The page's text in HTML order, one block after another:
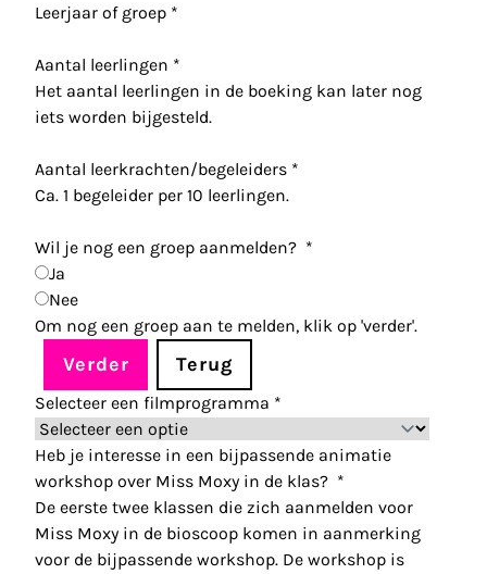
Leerjaar of groep *
Aantal leerlingen *
Het aantal leerlingen in de boeking kan later nog
iets worden bijgesteld.
Aantal leerkrachten/begeleiders *
Ca. 1 begeleider per 10 leerlingen.
Wil je nog een groep aanmelden? *
Ja
Nee
Om nog een groep aan te melden, klik op 'verder'.
Verder Terug
Selecteer een filmprogramma *
Heb je interesse in een bijpassende animatie
workshop over Miss Moxy in de klas? *
De eerste twee klassen die zich aanmelden voor
Miss Moxy in de bioscoop komen in aanmerking
voor de bijpassende workshop. De workshop is